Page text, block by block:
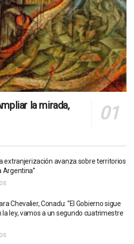
la mirada,
extranjerización avanza sobre territorios
Argentina”
Chevalier, Conadu: “El Gobierno sigue
ley, vamos a un segundo cuatrimestre